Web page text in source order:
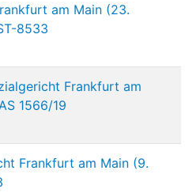
am Main (23.
8533
Frankfurt am
1566/19
Frankfurt am Main (9.